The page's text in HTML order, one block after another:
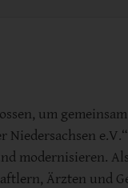
um
modernisieren.
Ärzten und